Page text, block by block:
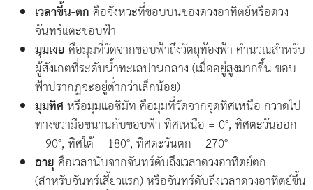
เวลาขึ้น-ตกคือจังหวะที่ขอบบนของดวงอาทิตย์หรือดวง
จันทร์แตะขอบฟ้า
มุมเงยคือมุมที่วัดจากขอบฟ้าถึงวัตถุท้องฟ้า คำนวณสำหรับ
ผู้สังเกตที่ระดับน้ำทะเลปานกลาง (เมื่ออยู่สูงมากขึ้น ขอบ
ฟ้าปรากฏจะอยู่ต่ำกว่าเล็กน้อย)
มุมทิศหรือมุมแอซิมัท คือมุมที่วัดจากจุดทิศเหนือ กวาดไป
ทางขวามือขนานกับขอบฟ้า ทิศเหนือ = 0°, ทิศตะวันออก
= 90°, ทิศใต้ = 180°, ทิศตะวันตก = 270°
อายุคือเวลานับจากจันทร์ดับถึงเวลาดวงอาทิตย์ตก
(สำหรับจันทร์เสี้ยวแรก) หรือจันทร์ดับถึงเวลาดวงอาทิตย์ขึ้น